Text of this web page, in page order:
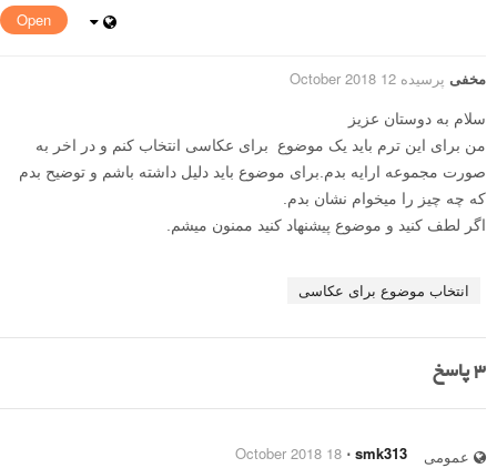
Open
مخفی پرسیده 12 October 2018
سلام به دوستان عزیز
من برای این ترم باید یک موضوع برای عکاسی انتخاب کنم و در اخر به
صورت مجموعه ارایه بدم.برای موضوع باید دلیل داشته باشم و توضیح بدم
که چه چیز را میخوام نشان بدم.
اگر لطف کنید و موضوع پیشنهاد کنید ممنون میشم.
انتخاب موضوع برای عکاسی
3پاسخ
عمومی smk313
⋅
18 October 2018